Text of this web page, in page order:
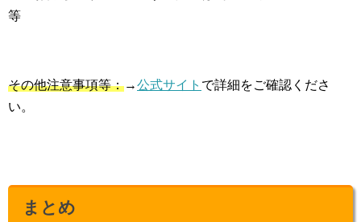
等
その他注意事項等：→公式サイト で詳細をご確認くださ
い。
まとめ